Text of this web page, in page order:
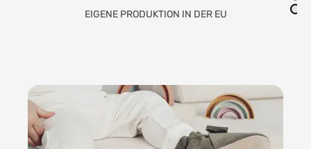
FAMILIENUNTERNEHMEN MIT SITZ IN